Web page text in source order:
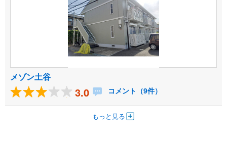
メゾン土谷
3.0 コメント（9件）
もっと見る